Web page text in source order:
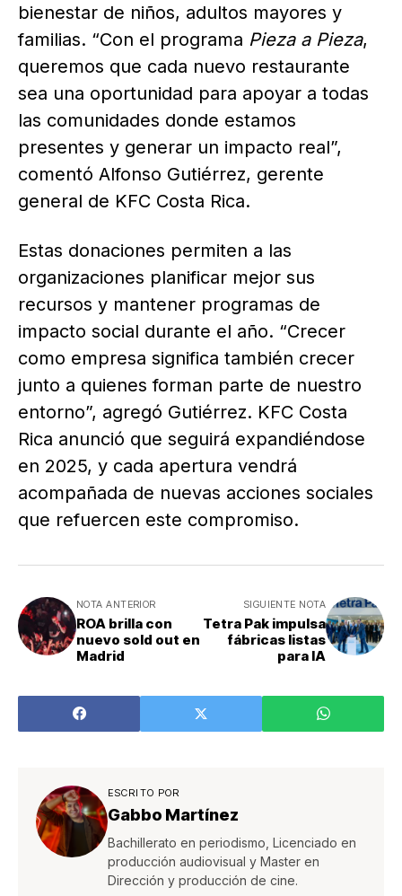
bienestar de niños, adultos mayores y
familias. “Con el programa Pieza a Pieza,
queremos que cada nuevo restaurante
sea una oportunidad para apoyar a todas
las comunidades donde estamos
presentes y generar un impacto real”,
comentó Alfonso Gutiérrez, gerente
general de KFC Costa Rica.
Estas donaciones permiten a las
organizaciones planificar mejor sus
recursos y mantener programas de
impacto social durante el año. “Crecer
como empresa significa también crecer
junto a quienes forman parte de nuestro
entorno”, agregó Gutiérrez. KFC Costa
Rica anunció que seguirá expandiéndose
en 2025, y cada apertura vendrá
acompañada de nuevas acciones sociales
que refuercen este compromiso.
NOTA ANTERIOR
ROA brilla con
nuevo sold out en
Madrid
SIGUIENTE NOTA
Tetra Pak impulsa
fábricas listas
para IA
ESCRITO POR
Gabbo Martínez
Bachillerato en periodismo, Licenciado en
producción audiovisual y Master en
Dirección y producción de cine.